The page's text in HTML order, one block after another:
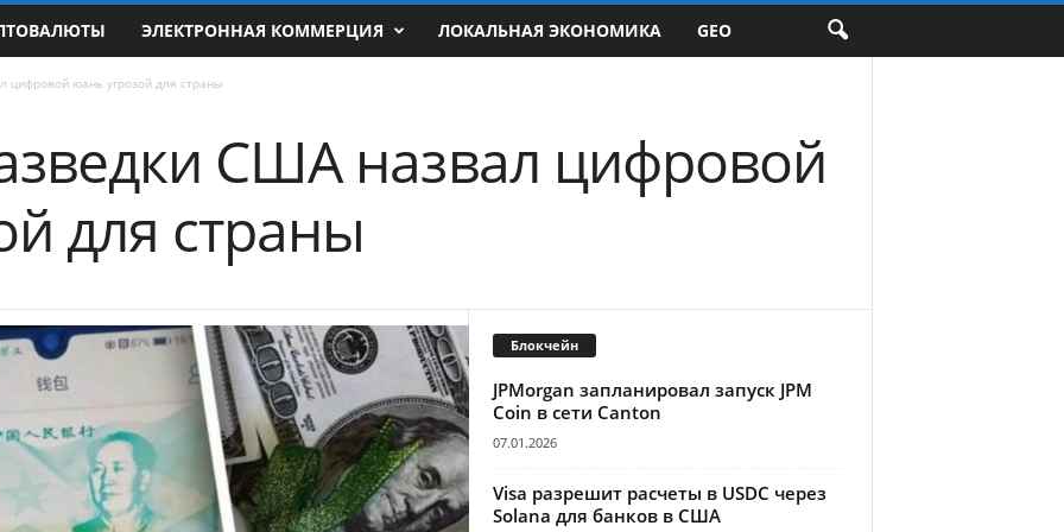
ЭЛЕКТРОННАЯ КОММЕРЦИЯ ЛОКАЛЬНАЯ ЭКОНОМИКА GEO
цифровой юань угрозой для страны
США назвал цифровой
для страны
Блокчейн
JPMorgan запланировал запуск JPM
Coin в сети Canton
07.01.2026
Visa разрешит расчеты в USDC через
Solana для банков в США